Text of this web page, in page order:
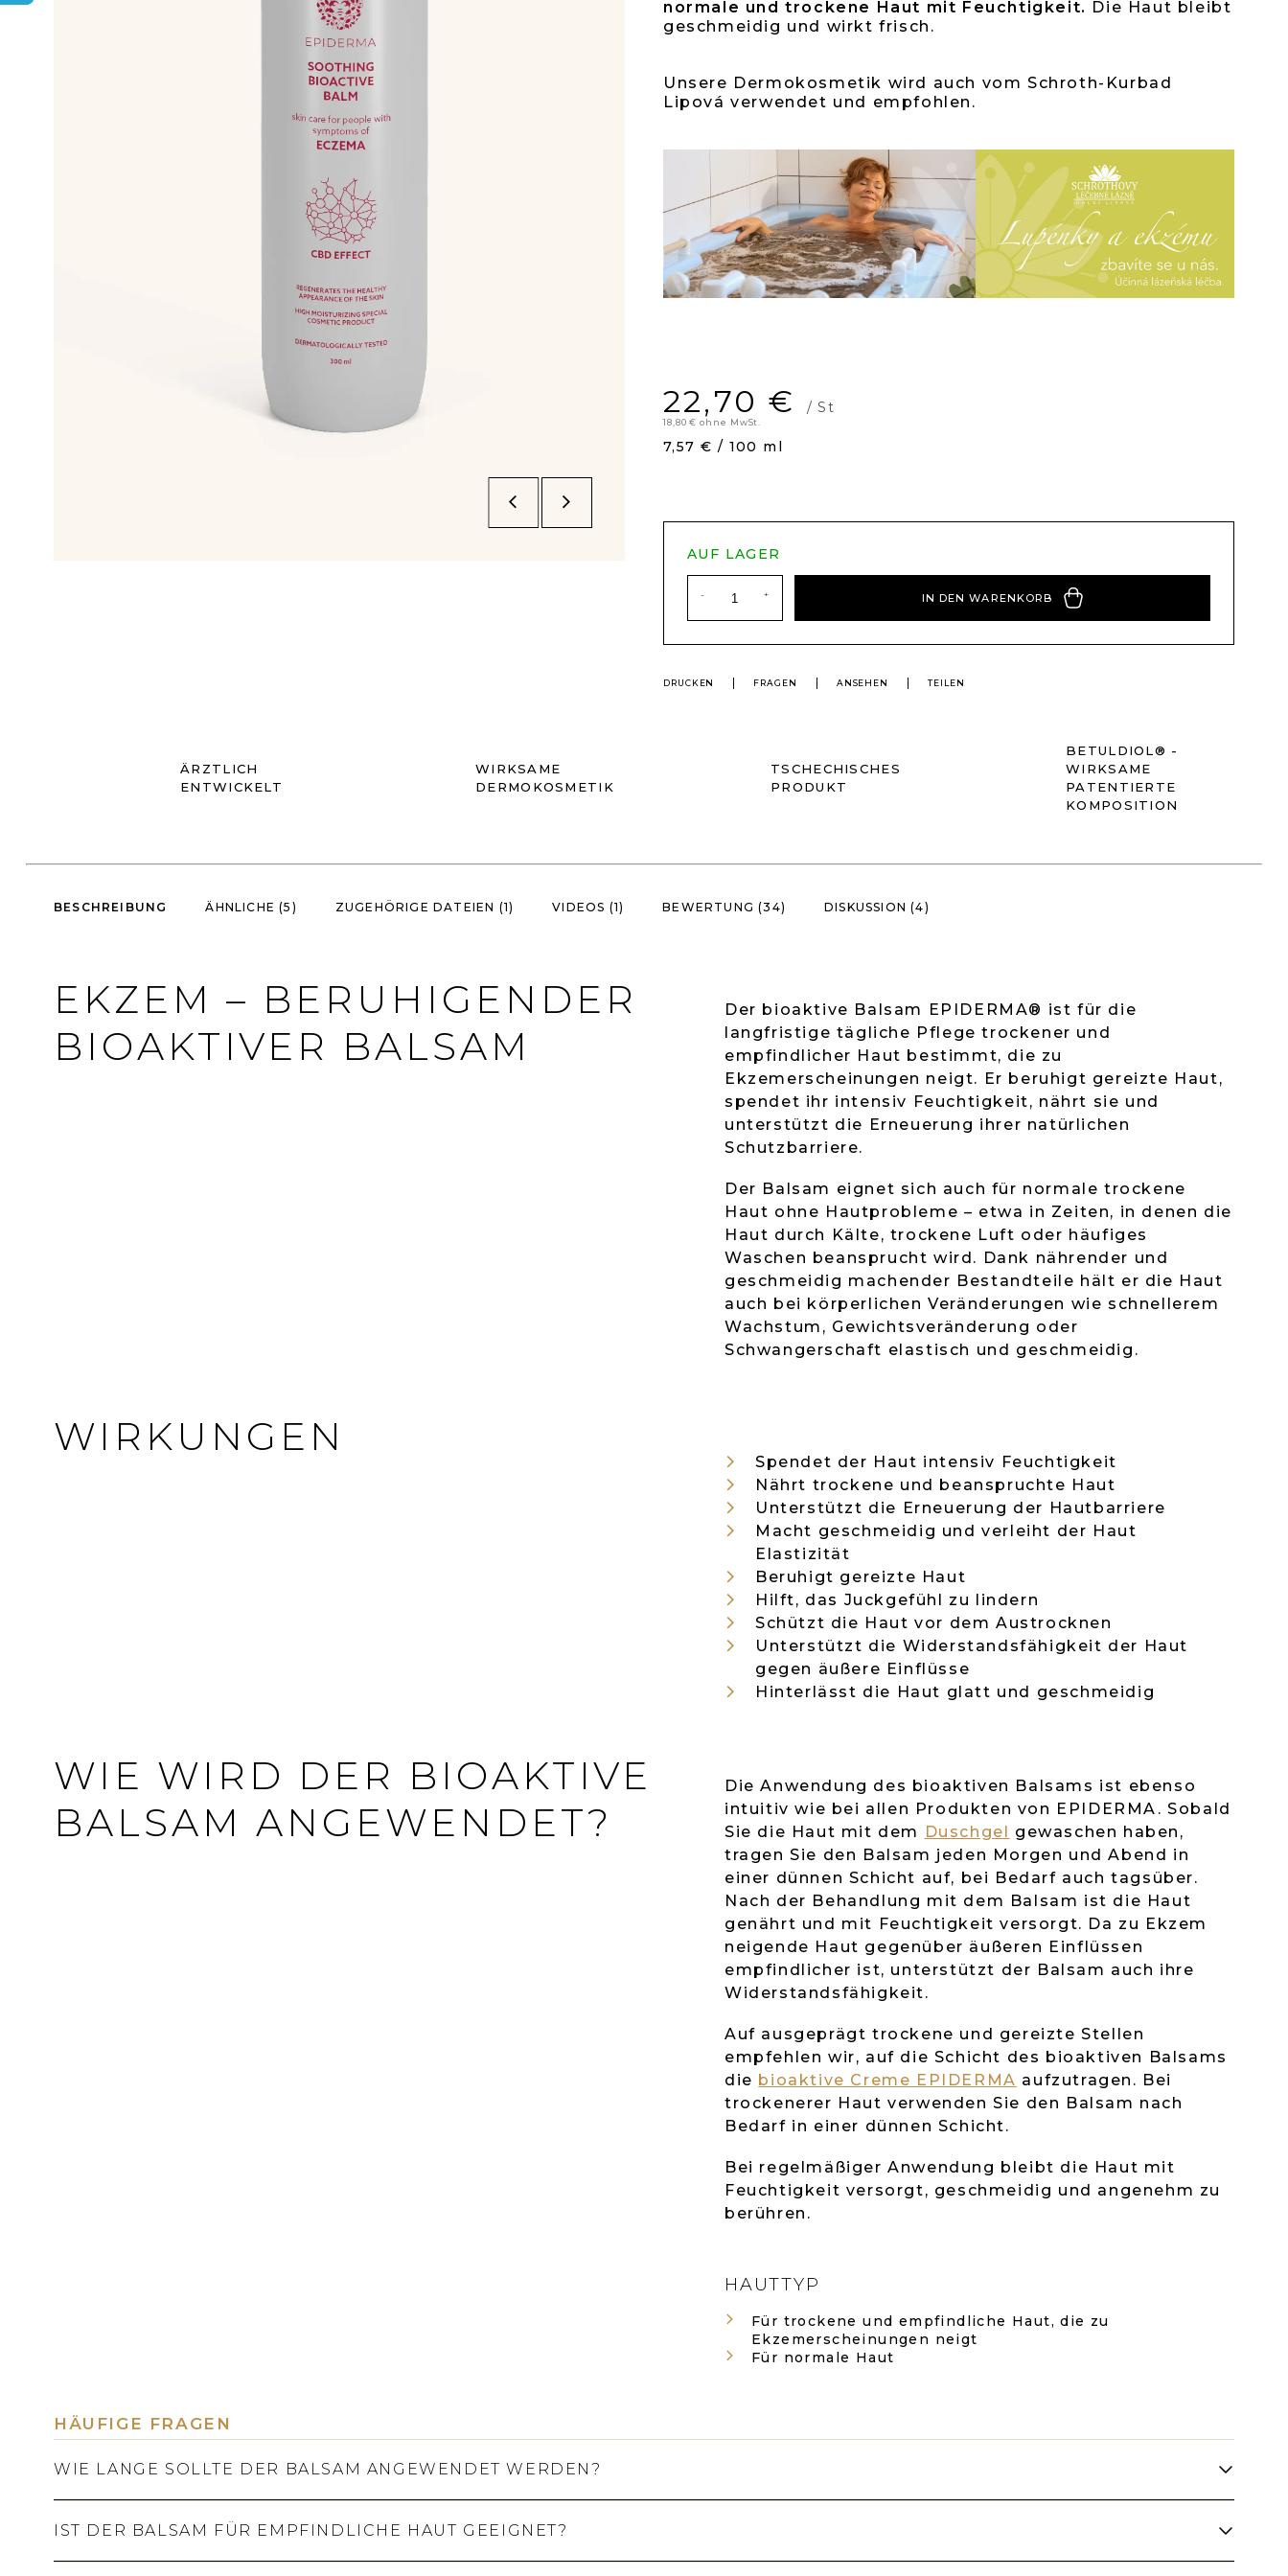
5
Sternen.
22,70 € / St
18,80 € ohne MwSt.
Verkaufspreis:
7,57 € / 100 ml
normale und trockene Haut mit Feuchtigkeit. Die Haut bleibt
geschmeidig und wirkt frisch.
Unsere Dermokosmetik wird auch vom Schroth-Kurbad
Lipová verwendet und empfohlen.
DRUCKEN FRAGEN ANSEHEN TEILEN
AUF LAGER
IN DEN WARENKORB
ÄRZTLICH
ENTWICKELT
WIRKSAME
DERMOKOSMETIK
TSCHECHISCHES
PRODUKT
BETULDIOL® -
WIRKSAME
PATENTIERTE
KOMPOSITION
BESCHREIBUNG ÄHNLICHE (5) ZUGEHÖRIGE DATEIEN (1) VIDEOS (1) BEWERTUNG (34) DISKUSSION (4)
EKZEM – BERUHIGENDER
BIOAKTIVER BALSAM
Der bioaktive Balsam EPIDERMA® ist für die
langfristige tägliche Pflege trockener und
empfindlicher Haut bestimmt, die zu
Ekzemerscheinungen neigt. Er beruhigt gereizte Haut,
spendet ihr intensiv Feuchtigkeit, nährt sie und
unterstützt die Erneuerung ihrer natürlichen
Schutzbarriere.
Der Balsam eignet sich auch für normale trockene
Haut ohne Hautprobleme – etwa in Zeiten, in denen die
Haut durch Kälte, trockene Luft oder häufiges
Waschen beansprucht wird. Dank nährender und
geschmeidig machender Bestandteile hält er die Haut
auch bei körperlichen Veränderungen wie schnellerem
Wachstum, Gewichtsveränderung oder
Schwangerschaft elastisch und geschmeidig.
WIRKUNGEN
Spendet der Haut intensiv Feuchtigkeit
Nährt trockene und beanspruchte Haut
Unterstützt die Erneuerung der Hautbarriere
Macht geschmeidig und verleiht der Haut
Elastizität
Beruhigt gereizte Haut
Hilft, das Juckgefühl zu lindern
Schützt die Haut vor dem Austrocknen
Unterstützt die Widerstandsfähigkeit der Haut
gegen äußere Einflüsse
Hinterlässt die Haut glatt und geschmeidig
WIE WIRD DER BIOAKTIVE
BALSAM ANGEWENDET?
Die Anwendung des bioaktiven Balsams ist ebenso
intuitiv wie bei allen Produkten von EPIDERMA. Sobald
Sie die Haut mit dem
Duschgel
gewaschen haben,
tragen Sie den Balsam jeden Morgen und Abend in
einer dünnen Schicht auf, bei Bedarf auch tagsüber.
Nach der Behandlung mit dem Balsam ist die Haut
genährt und mit Feuchtigkeit versorgt. Da zu Ekzem
neigende Haut gegenüber äußeren Einflüssen
empfindlicher ist, unterstützt der Balsam auch ihre
Widerstandsfähigkeit.
Auf ausgeprägt trockene und gereizte Stellen
empfehlen wir, auf die Schicht des bioaktiven Balsams
die bioaktive Creme EPIDERMA aufzutragen. Bei
trockenerer Haut verwenden Sie den Balsam nach
Bedarf in einer dünnen Schicht.
Bei regelmäßiger Anwendung bleibt die Haut mit
Feuchtigkeit versorgt, geschmeidig und angenehm zu
berühren.
HAUTTYP
Für trockene und empfindliche Haut, die zu
Ekzemerscheinungen neigt
Für normale Haut
HÄUFIGE FRAGEN
WIE LANGE SOLLTE DER BALSAM ANGEWENDET WERDEN?
Der Balsam ist für die langfristige regelmäßige Pflege bestimmt. Wir empfehlen, ihn jeden Morgen und Abend anzuwenden, bei
sehr trockener Haut auch mehrmals täglich. Das Gefühl von Komfort und Feuchtigkeit stellt sich allmählich ein und ist individuell
IST DER BALSAM FÜR EMPFINDLICHE HAUT GEEIGNET?